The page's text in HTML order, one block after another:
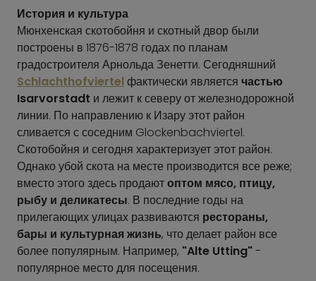
История и культура
Мюнхенская скотобойня и скотный двор были
построены в 1876-1878 годах по планам
градостроителя Арнольда Зенетти. Сегодняшний
Schlachthofviertel фактически является частью
Isarvorstadt и лежит к северу от железнодорожной
линии. По направлению к Изару этот район
сливается с соседним Glockenbachviertel.
Скотобойня и сегодня характеризует этот район.
Однако убой скота на месте производится все реже;
вместо этого здесь продаютоптом мясо, птицу,
рыбу и деликатесы. В последние годы на
прилегающих улицах развиваются рестораны,
бары и культурная жизнь, что делает район все
более популярным. Например, "Alte Utting"-
популярное место для посещения.